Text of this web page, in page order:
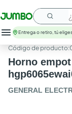
¿Qué
leche
huevos
arroz
papel higienico
Entrega o retiro, tú eliges.
:
Horno
GENERAL